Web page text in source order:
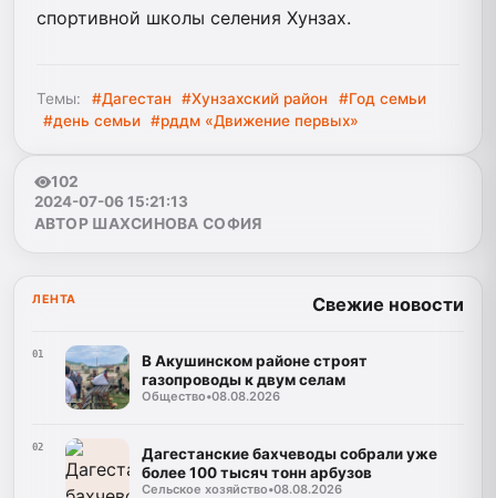
спортивной школы селения Хунзах.
Темы: #Дагестан #Хунзахский район
#Год семьи
#день семьи #рддм «Движение первых»
102
2024-07-06 15:21:13
АВТОР ШАХСИНОВА СОФИЯ
ЛЕНТА Свежие новости
01
В Акушинском районе строят
газопроводы к двум селам
Общество•08.08.2026
02
Дагестанские бахчеводы собрали уже
более 100 тысяч тонн арбузов
Сельское хозяйство•08.08.2026